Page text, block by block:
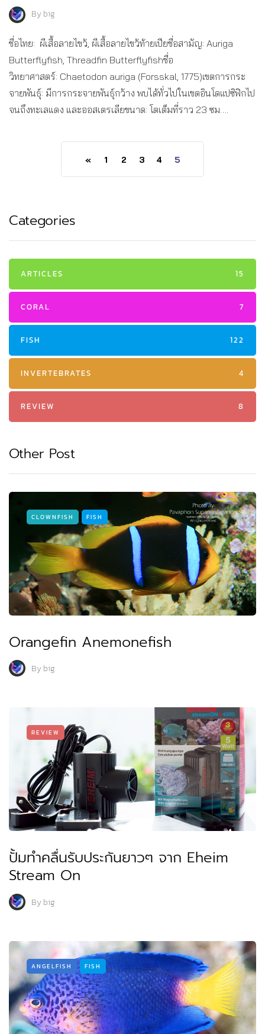
Bybig
ชื่อไทย: ผีเสื้อลายไขว้, ผีเสื้อลายไขว้ท้ายเปียชื่อสามัญ: Auriga
Butterflyfish, Threadfin Butterflyfishชื่อ
วิทยาศาสตร์: Chaetodon auriga (Forsskal, 1775)เขตการกระ
จายพันธุ์: มีการกระจายพันธุ์กว้าง พบได้ทั่วไปในเขตอินโดแปซิฟิกไป
จนถึงทะเลแดง และออสเตรเลียขนาด: โตเต็มที่ราว 23 ซม….
« 1 2 3 4 5
Categories
ARTICLES 15
CORAL 7
FISH 122
INVERTEBRATES 4
REVIEW 8
Other Post
CLOWNFISH FISH
Orangefin Anemonefish
Bybig
REVIEW
ปั้มทำคลื่นรับประกันยาวๆ จาก Eheim
Stream On
Bybig
ANGELFISH FISH